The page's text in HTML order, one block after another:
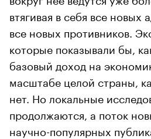
втягивая в себя все новых
все новых противников.
которые показывали бы,
базовый доход на
масштабе целой страны,
нет. Но локальные
продолжаются, а поток
научно-популярных